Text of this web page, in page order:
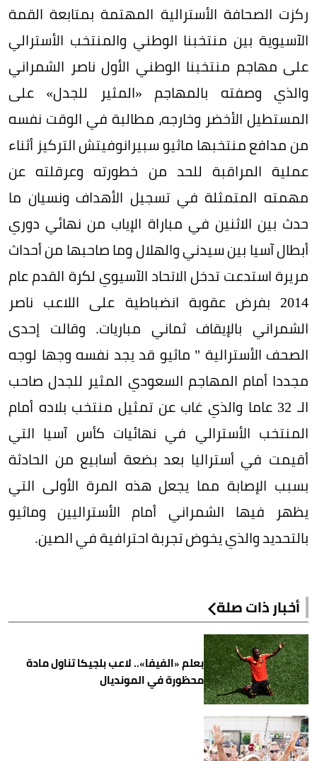
ركزت الصحافة الأسترالية المهتمة بمتابعة القمة
الآسيوية بين منتخبنا الوطني والمنتخب الأسترالي
على مهاجم منتخبنا الوطني الأول ناصر الشمراني
والذي وصفته بالمهاجم «المثير للجدل» على
المستطيل الأخضر وخارجه، مطالبة في الوقت نفسه
من مدافع منتخبها ماثيو سبيرانوفيتش التركيز أثناء
عملية المراقبة للحد من خطورته وعرقلته عن
مهمته المتمثلة في تسجيل الأهداف ونسيان ما
حدث بين الاثنين في مباراة الإياب من نهائي دوري
أبطال آسيا بين سيدني والهلال وما صاحبها من أحداث
مريرة استدعت تدخل الاتحاد الآسيوي لكرة القدم عام
2014 بفرض عقوبة انضباطية على اللاعب ناصر
الشمراني بالإيقاف ثماني مباريات. وقالت إحدى
الصحف الأسترالية " ماثيو قد يجد نفسه وجها لوجه
مجددا أمام المهاجم السعودي المثير للجدل صاحب
الـ 32 عاما والذي غاب عن تمثيل منتخب بلاده أمام
المنتخب الأسترالي في نهائيات كأس آسيا التي
أقيمت في أستراليا بعد بضعة أسابيع من الحادثة
بسبب الإصابة مما يجعل هذه المرة الأولى التي
يظهر فيها الشمراني أمام الأستراليين وماثيو
بالتحديد والذي يخوض تجربة احترافية في الصين.
أخبار ذات صلة
بعلم «الفيفا».. لاعب بلجيكا تناول مادة
محظورة في المونديال